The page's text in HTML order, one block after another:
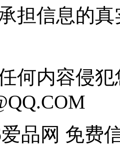
担信息的
何内容侵
品网 免费